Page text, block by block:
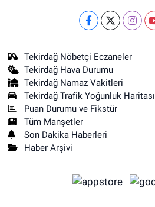
Tekirdağ Nöbetçi Eczaneler
Tekirdağ Hava Durumu
Tekirdağ Namaz Vakitleri
Tekirdağ Trafik Yoğunluk Haritası
Puan Durumu ve Fikstür
Tüm Manşetler
Son Dakika Haberleri
Haber Arşivi